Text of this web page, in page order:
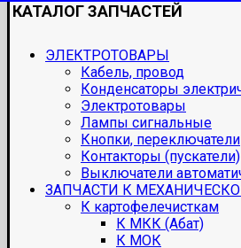
КАТАЛОГ ЗАПЧАСТЕЙ
ЭЛЕКТРОТОВАРЫ
Кабель, провод
Конденсаторы
Электротовары
Лампы сигнальные
Кнопки, переключатели
Контакторы (пускатели)
Выключатели
ЗАПЧАСТИ К
К картофелечисткам
К МКК (Абат)
К МОК